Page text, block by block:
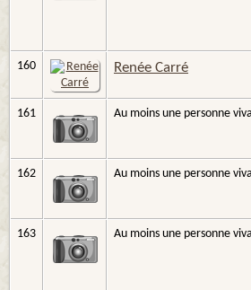
160 Renée Carré
161 Au moins une personne
162 Au moins une personne
163 Au moins une personne